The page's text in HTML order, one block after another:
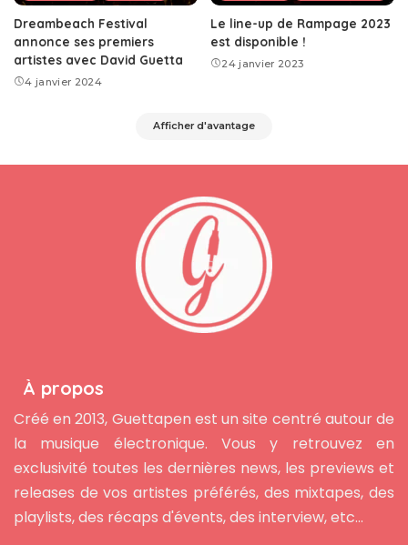
Dreambeach Festival
annonce ses premiers
artistes avec David Guetta
4 janvier 2024
Le line-up de Rampage 2023
est disponible !
24 janvier 2023
Afficher d'avantage
À propos
Créé en 2013, Guettapen est un site centré autour de
la musique électronique. Vous y retrouvez en
exclusivité toutes les dernières news, les previews et
releases de vos artistes préférés, des mixtapes, des
playlists, des récaps d'évents, des interview, etc...